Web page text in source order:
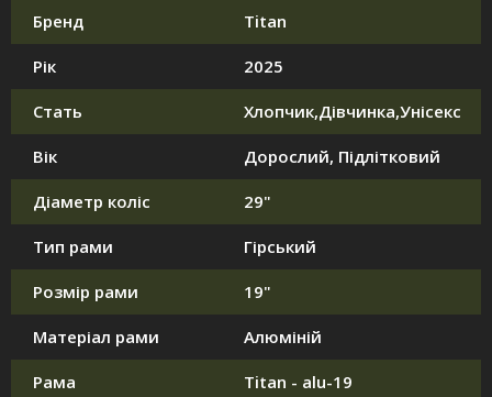
Бренд Titan
Рік 2025
Стать Хлопчик,Дівчинка,Унісекс
Вік Дорослий, Підлітковий
Діаметр коліс 29"
Тип рами Гірський
Розмір рами 19"
Матеріал рами Алюміній
Рама Titan - alu-19